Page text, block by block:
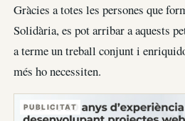
Gràcies a totes les persones que
Solidària, es pot arribar a aquests
a terme un treball conjunt i
més ho necessiten.
PUBLICITAT